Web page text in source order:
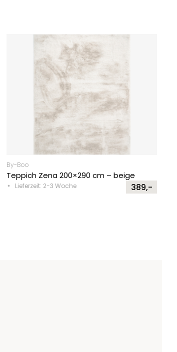
By-Boo
Teppich Zena 200×290 cm – beige
Lieferzeit: 2-3 Woche 389,-